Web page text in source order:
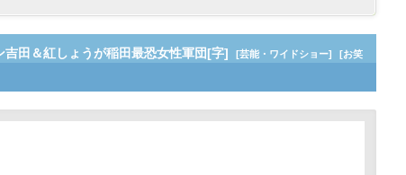
田＆紅しょうが稲田最恐女性軍団[字] [芸能・ワイドショー]
[お笑